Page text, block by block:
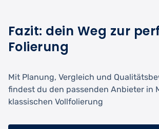
Fazit: dein Weg zur
Folierung
Mit Planung, Vergleich und
findest du den passenden Anbieter in
klassischen Vollfolierung